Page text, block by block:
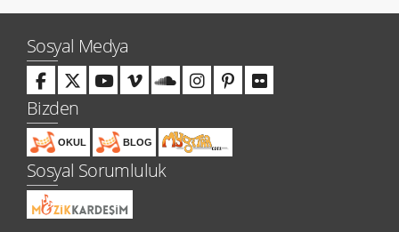
Sosyal Medya
Bizden
OKUL BLOG
Sosyal Sorumluluk